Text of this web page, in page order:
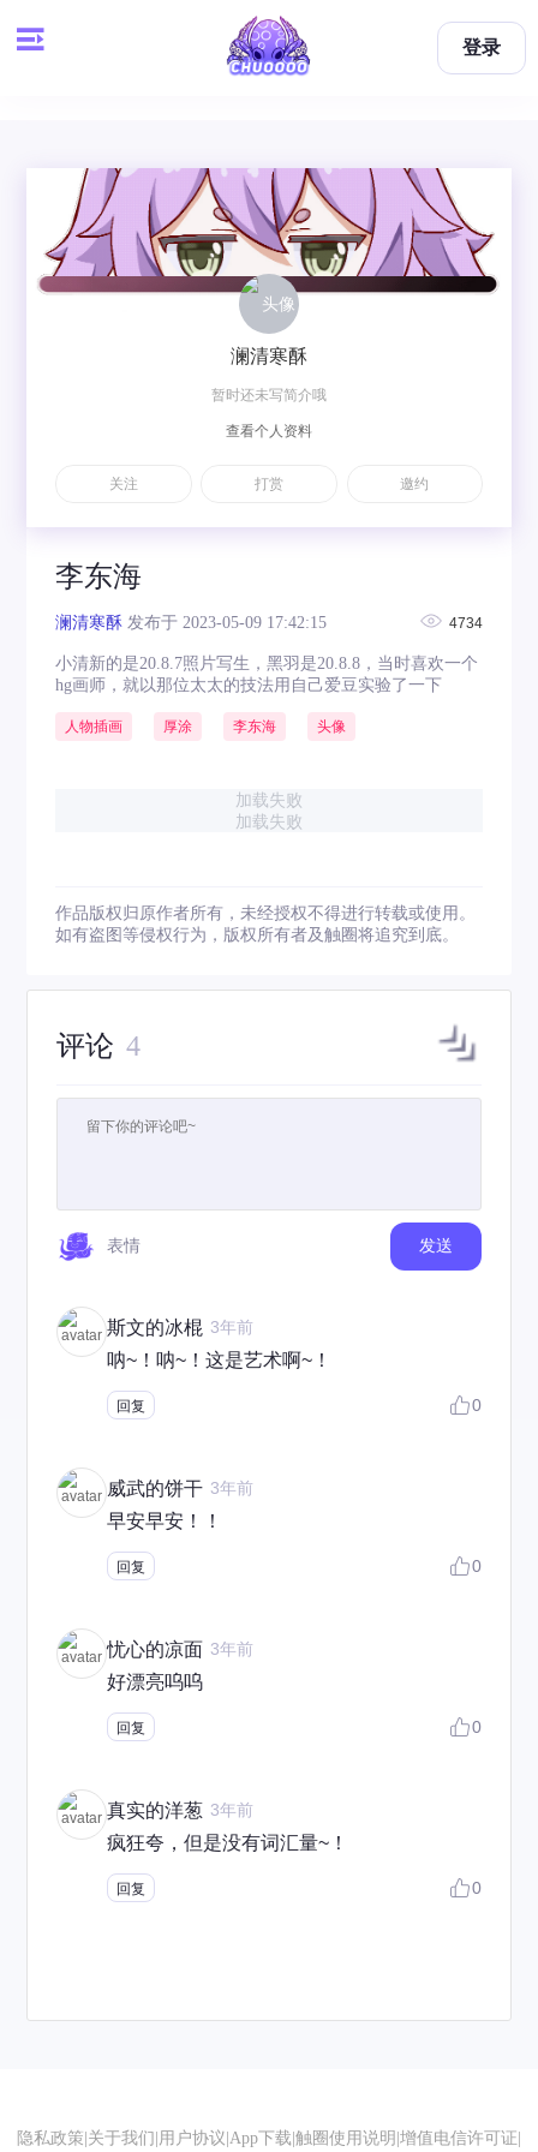
登录
李东海
澜清寒酥 发布于 2023-05-09 17:42:15 4734
小清新的是20.8.7照片写生，黑羽是20.8.8，当时喜欢一个
hg画师，就以那位太太的技法用自己爱豆实验了一下
人物插画 厚涂 李东海 头像
加载失败
加载失败
作品版权归原作者所有，未经授权不得进行转载或使用。
如有盗图等侵权行为，版权所有者及触圈将追究到底。
评论 4
表情 发送
斯文的冰棍 3年前
呐~！呐~！这是艺术啊~！
回复 0
威武的饼干 3年前
早安早安！！
回复 0
忧心的凉面 3年前
好漂亮呜呜
回复 0
真实的洋葱 3年前
疯狂夸，但是没有词汇量~！
回复 0
澜清寒酥
暂时还未写简介哦
查看个人资料
关注 打赏 邀约
隐私政策 关于我们 用户协议 App下载 触圈使用说明 增值电信许可证